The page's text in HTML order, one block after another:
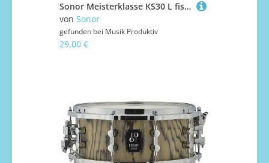
Sonor Meisterklasse KS30 L fis2 Single Bar Chime Soprano Klingende
von Sonor
gefunden bei Musik Produktiv
29,00 €